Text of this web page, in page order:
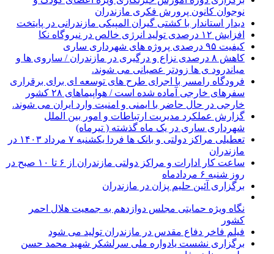
نوجوان کانون پرورش فکری مازندران
دیدار استاندار با کشتی گیران المپیکی مازندرانی در پایتخت
افزایش ۱۲ درصدی تولید انرژی خالص در نیروگاه نکا
کیفیت ۹۵ درصدی پروژه های شهرداری ساری
کاهش ۸ درصدی نزاع و درگیری در مازندران / ساروی ها و
میاندرود ی ها زودتر عصبانی می شوند.
فرودگاه رامسر با اجرای طرح های توسعه ای برای برقراری
سفرهای خارجی آماده شده است / هواپیماهای ۲۸ کشور
خارجی در حال حاضر با ایمنی و امنیت وارد ایران می شوند.
گزارش عملکرد مدیریت ارتباطات و امور بین الملل
شهرداری ساری در یک ماه گذشته ( تیرماه)
تعطیلی مراکز دولتی و بانک ها فردا یکشنبه ۷ مرداد ۱۴۰۳ در
مازندران
ساعت کار ادارات و مراکز دولتی مازندران از ۶ تا ۱۰ صبح در
روز شنبه ۶ مردادماه
برگزاری آئین حلیم پزان در مازندران
نگاه ویژه حمایتی مجلس دوازدهم به جمعیت هلال احمر
کشور
فیلم فاخر دفاع مقدس در مازندران تولید می شود
برگزاری نشست یادواره ملی سرلشکر شهید محمد حسن